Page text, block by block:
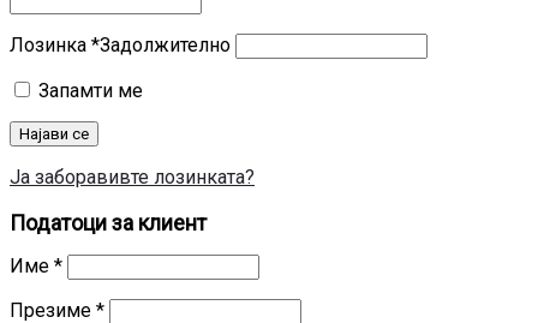
Лозинка *Задолжително
Запамти ме
Најави се
Ја заборавивте лозинката?
Податоци за клиент
Име *
Презиме *